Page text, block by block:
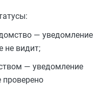
— уведомление
не видит;
— уведомление